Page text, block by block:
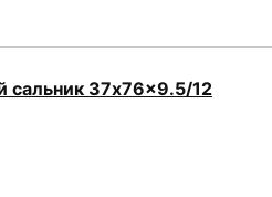
сальник 37x76x9.5/12